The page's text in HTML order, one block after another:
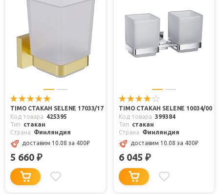
TIMO СТАКАН SELENE 17033/17
Код товара
425395
Тип
стакан
Страна
Финляндия
доставим 10.08 за 400₽
5 660 ₽
TIMO СТАКАН SELENE 10034/00
Код товара 399384
Тип
стакан
Страна
Финляндия
доставим 10.08 за 400₽
6 045 ₽